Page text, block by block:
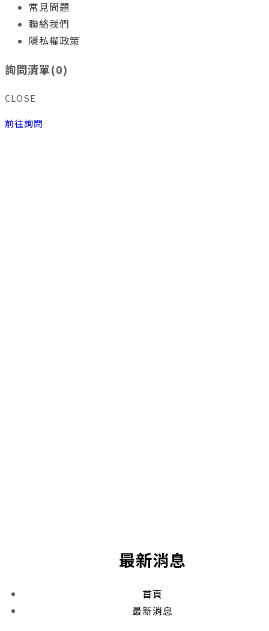
常見問題
聯絡我們
隱私權政策
詢問清單(0)
CLOSE
前往詢問
最新消息
首頁
最新消息